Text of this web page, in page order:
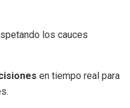
los cauces
en tiempo real para